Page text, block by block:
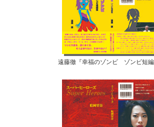
遠藤徹『幸福のゾンビ ゾンビ短編